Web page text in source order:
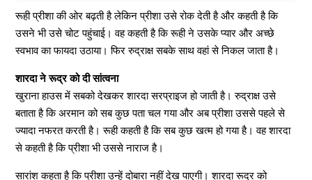
रूही प्रीशा की ओर बढ़ती है लेकिन प्रीशा उसे रोक देती है और कहती है कि
उसने भी उसे चोट पहुंचाई। वह कहती है कि रूही ने उसके प्यार और अच्छे
स्वभाव का फायदा उठाया। फिर रुद्राक्ष सबके साथ वहां से निकल जाता है।
शारदा ने रूद्र को दी सांत्वना
खुराना हाउस में सबको देखकर शारदा सरप्राइज हो जाती है। रुद्राक्ष उसे
बताता है कि अरमान को सब कुछ पता चल गया और अब प्रीशा उससे पहले से
ज्यादा नफरत करती है। रूही कहती है कि सब कुछ खत्म हो गया है। वह शारदा
से कहती है कि प्रीशा भी उससे नाराज है।
सारांश कहता है कि प्रीशा उन्हें दोबारा नहीं देख पाएगी। शारदा रूद्र को